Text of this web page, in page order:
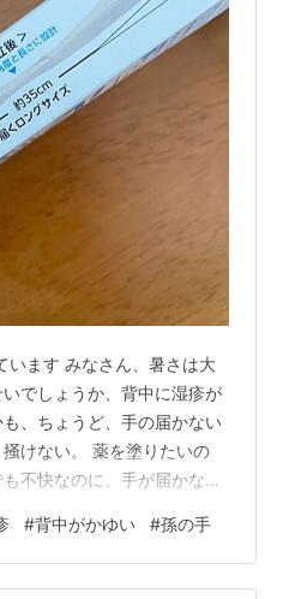
います みなさん、暑さは大
でしょうか、背中に湿疹が
、ちょうど、手の届かない
けない。 薬を塗りたいの
不快なのに、手が届かない
４」（背塗ーる？） リンク
スキンから発売されている
#背中がかゆい #孫の手